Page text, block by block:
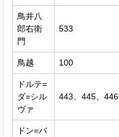
鳥井八
郎右衛
門
533
鳥越 100
ドルテ=
ダ=シル
ヴァ
443、445、446
ドン=バ